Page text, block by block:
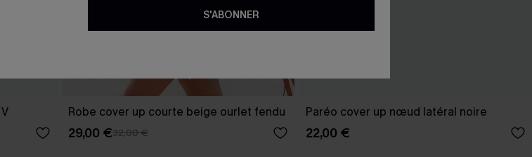
Robe cover up courte beige ourlet fendu
29,00 €32,00 €
Paréo cover up nœud latéral noire
22,00 €
S'ABONNER